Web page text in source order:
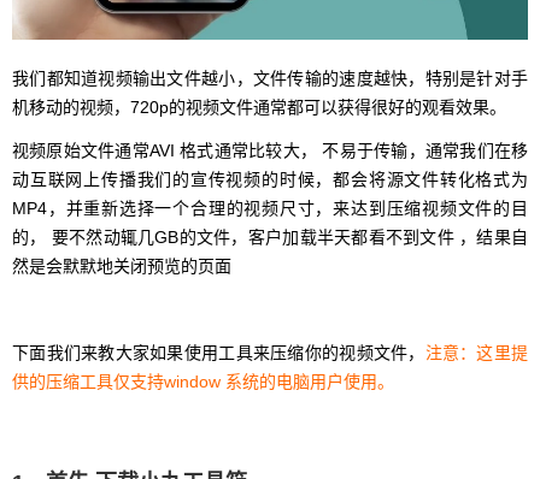
我们都知道视频输出文件越小，文件传输的速度越快，特别是针对手
机移动的视频，720p的视频文件通常都可以获得很好的观看效果。
视频原始文件通常AVI 格式通常比较大， 不易于传输，通常我们在移
动互联网上传播我们的宣传视频的时候，都会将源文件转化格式为
MP4，并重新选择一个合理的视频尺寸，来达到压缩视频文件的目
的， 要不然动辄几GB的文件，客户加载半天都看不到文件 ，结果自
然是会默默地关闭预览的页面
下面我们来教大家如果使用工具来压缩你的视频文件， 注意：这里提
供的压缩工具仅支持window 系统的电脑用户使用。